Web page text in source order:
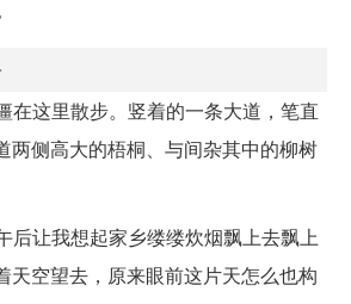
在这里散步。竖着的一条大道，笔直
两侧高大的梧桐、与间杂其中的柳树
后让我想起家乡缕缕炊烟飘上去飘上
空望去，原来眼前这片天怎么也构